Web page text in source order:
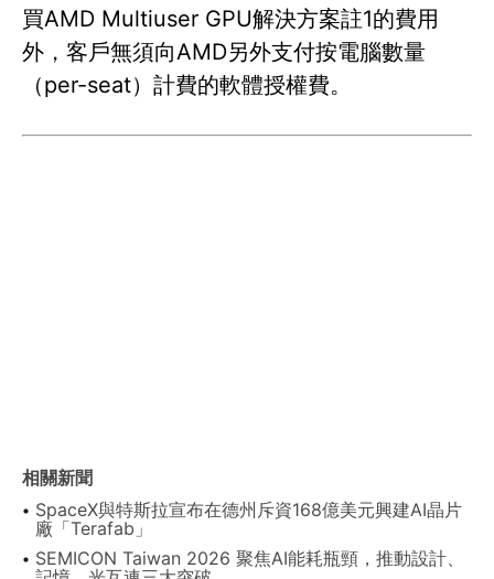
買AMD Multiuser GPU解決方案註1的費用
外，客戶無須向AMD另外支付按電腦數量
（per-seat）計費的軟體授權費。
相關新聞
SpaceX與特斯拉宣布在德州斥資168億美元興建AI晶片
廠「Terafab」
SEMICON Taiwan 2026 聚焦AI能耗瓶頸，推動設計、